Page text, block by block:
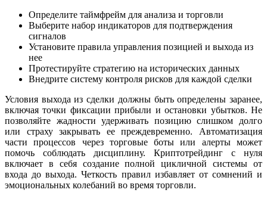
Определите таймфрейм для анализа и торговли
Выберите набор индикаторов для подтверждения
сигналов
Установите правила управления позицией и выхода из
нее
Протестируйте стратегию на исторических данных
Внедрите систему контроля рисков для каждой сделки
Условия выхода из сделки должны быть определены заранее,
включая точки фиксации прибыли и остановки убытков. Не
позволяйте жадности удерживать позицию слишком долго
или страху закрывать ее преждевременно. Автоматизация
части процессов через торговые боты или алерты может
помочь соблюдать дисциплину. Криптотрейдинг с нуля
включает в себя создание полной цикличной системы от
входа до выхода. Четкость правил избавляет от сомнений и
эмоциональных колебаний во время торговли.